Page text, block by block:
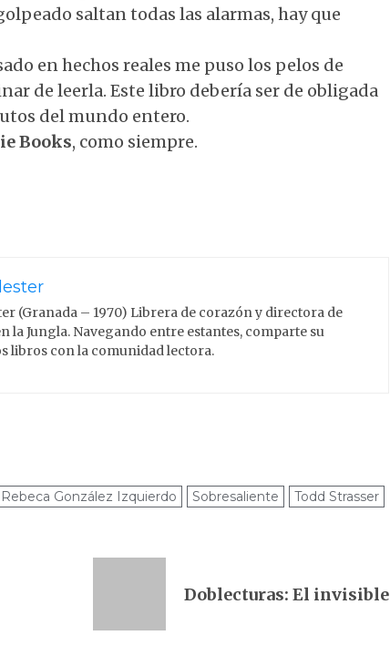
saltan todas las alarmas, hay que
en hechos reales me puso los pelos de
de leerla. Este libro debería ser de obligada
del mundo entero.
Books, como siempre.
(Granada – 1970) Librera de corazón y directora de
la Jungla. Navegando entre estantes, comparte su
libros con la comunidad lectora.
Rebeca González Izquierdo Sobresaliente Todd Strasser
Doblecturas: El invisible